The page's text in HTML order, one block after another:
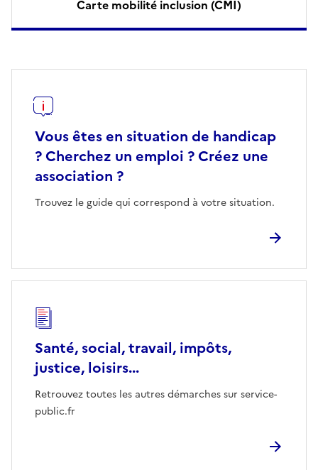
Carte mobilité inclusion (CMI)
Vous êtes en situation de handicap
? Cherchez un emploi ? Créez une
association ?
Trouvez le guide qui correspond à votre situation.
Santé, social, travail, impôts,
justice, loisirs...
Retrouvez toutes les autres démarches sur service-
public.fr